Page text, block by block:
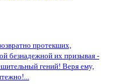
протекших,
безнадежной их призывая -
гений! Веря ему,